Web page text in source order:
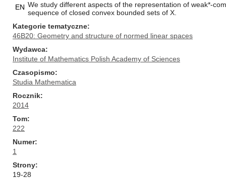
EN We study different aspects of the representation of weak*-
sequence of closed convex bounded sets of X.
Kategorie tematyczne
46B20: Geometry and structure of normed linear spaces
Wydawca
Institute of Mathematics Polish Academy of Sciences
Czasopismo
Studia Mathematica
Rocznik
2014
Tom
222
Numer
1
Strony
19-28